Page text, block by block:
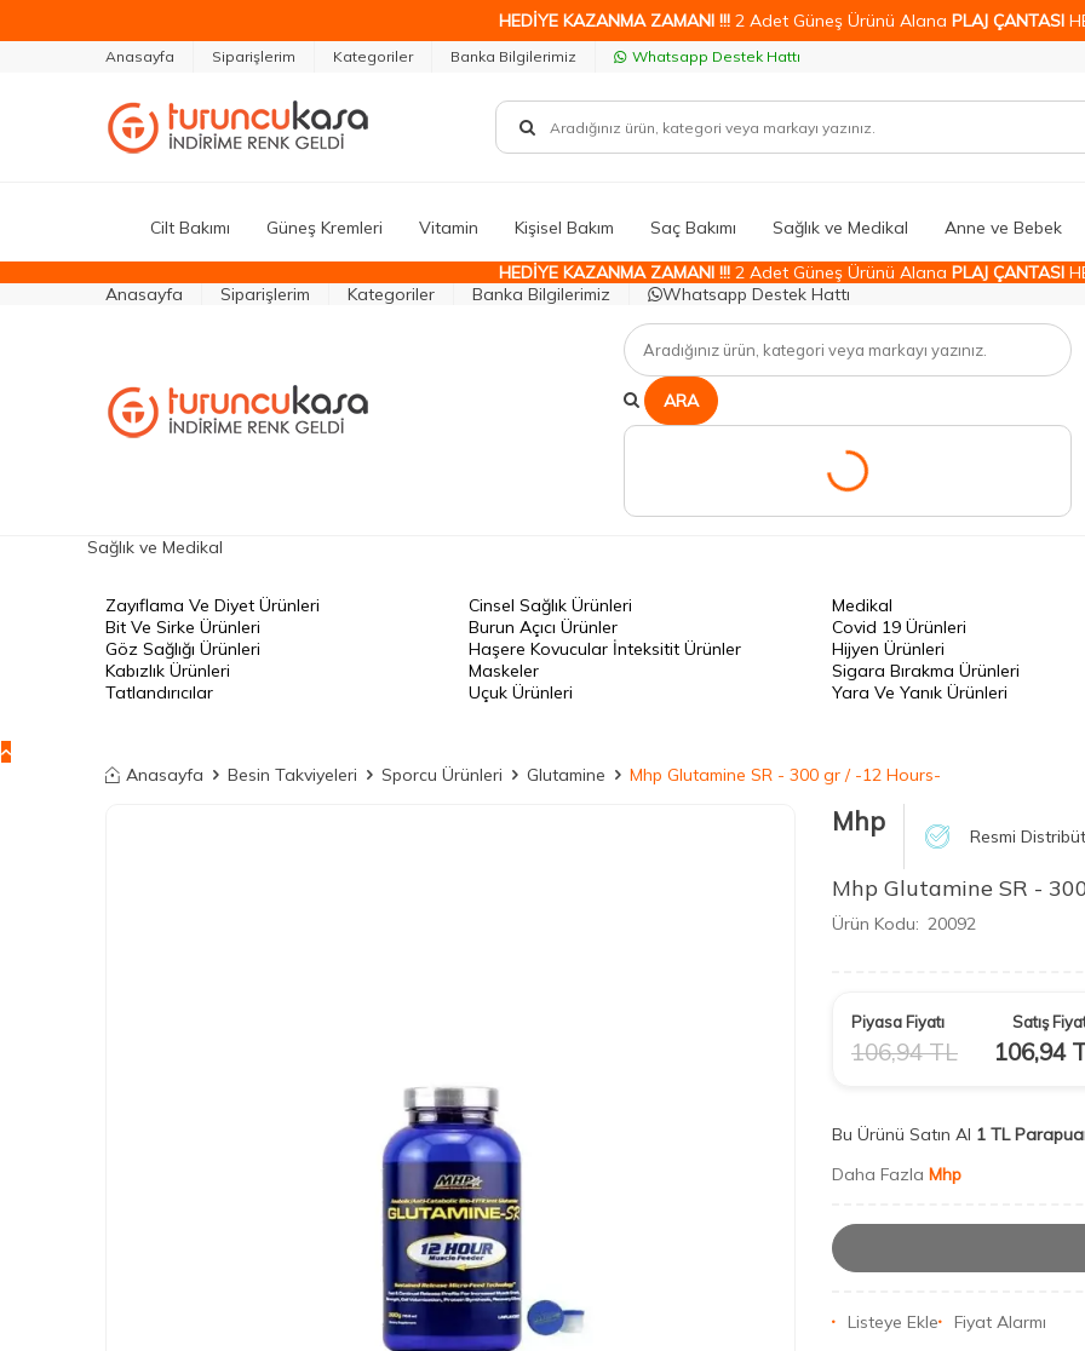
HEDİYE KAZANMA ZAMANI !!! 2 Adet Güneş Ürünü Alana PLAJ ÇANTASI
Anasayfa Siparişlerim Kategoriler Banka Bilgilerimiz Whatsapp Destek Hattı
Cilt Bakımı Güneş Kremleri Vitamin Kişisel Bakım Saç Bakımı Sağlık ve Medikal Anne ve Bebek
HEDİYE KAZANMA ZAMANI !!! 2 Adet Güneş Ürünü Alana PLAJ ÇANTASI
Anasayfa
Siparişlerim Kategoriler Banka Bilgilerimiz Whatsapp Destek Hattı
ARA
Sağlık ve Medikal
Zayıflama Ve Diyet Ürünleri Cinsel Sağlık Ürünleri Medikal
Bit Ve Sirke Ürünleri
Burun Açıcı Ürünler Covid 19 Ürünleri
Göz Sağlığı Ürünleri
Haşere Kovucular İnteksitit Ürünler Hijyen Ürünleri
Kabızlık Ürünleri
Maskeler Sigara Bırakma Ürünleri
Tatlandırıcılar
Uçuk Ürünleri Yara Ve Yanık Ürünleri
Anasayfa Besin Takviyeleri Sporcu Ürünleri Glutamine Mhp Glutamine SR - 300 gr / -12 Hours-
Mhp Resmi
Mhp Glutamine SR -
Ürün Kodu: 20092
Piyasa Fiyatı
106,94TL
Satış
106,94
Bu Ürünü Satın Al 1 TL
Daha Fazla Mhp
Listeye Ekle Fiyat Alarmı